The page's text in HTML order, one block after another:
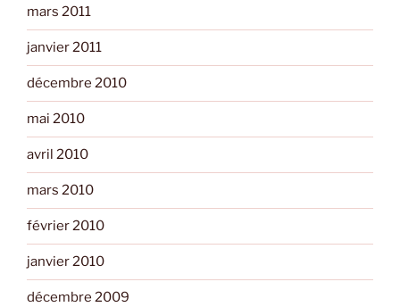
mars 2011
janvier 2011
décembre 2010
mai 2010
avril 2010
mars 2010
février 2010
janvier 2010
décembre 2009